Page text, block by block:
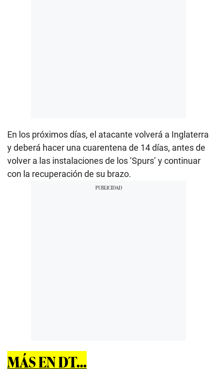
En los próximos días, el atacante volverá a Inglaterra
y deberá hacer una cuarentena de 14 días, antes de
volver a las instalaciones de los ‘Spurs’ y continuar
con la recuperación de su brazo.
MÁS EN DT...